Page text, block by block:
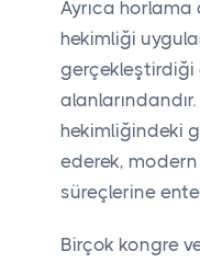
Ayrıca
hekimliği
hekimliğindeki
ederek,
süreçlerine
Birçok kongre